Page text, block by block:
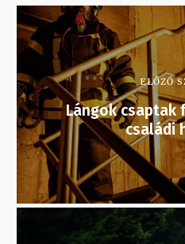
ELŐZŐ
Lángok csaptak
családi